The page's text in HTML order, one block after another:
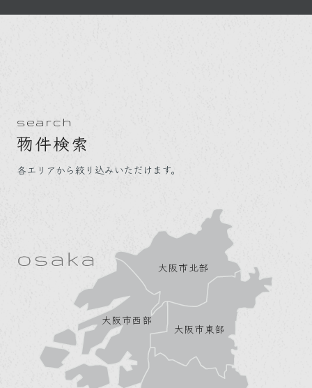
search
物件検索
各エリアから絞り込みいただけます。
大阪市北部
大阪市東部
大阪市西部